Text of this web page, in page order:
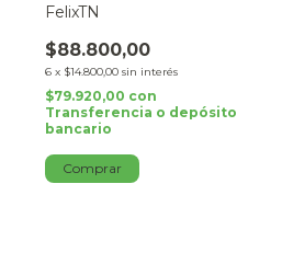
FelixTN
$88.800,00
6 x $14.800,00 sin interés
$79.920,00 con
Transferencia o depósito
bancario
Comprar